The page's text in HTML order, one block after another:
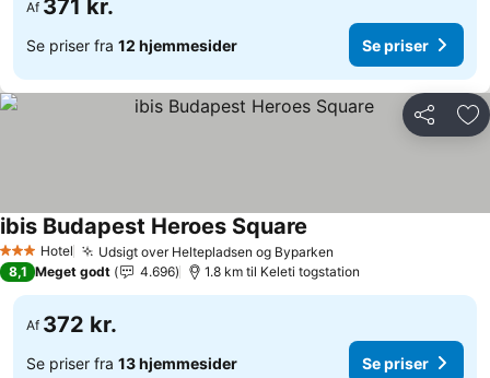
Af 371 kr.
Se priser fra 12 hjemmesider Se priser
Del
3 StjernerHotel Udsigt over Heltepladsen og Byparken
ibis Budapest Heroes Square
8,1 Meget godt 4.696 1.8 km til Keleti togstation
Af 372 kr.
Se priser fra 13 hjemmesider Se priser